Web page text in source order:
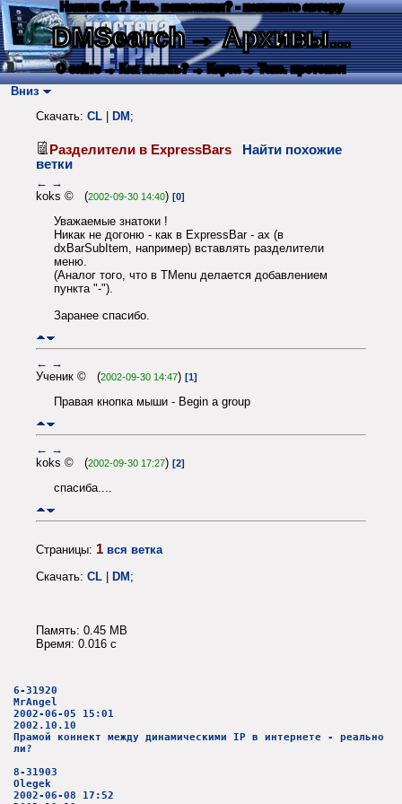
Нашли баг? Есть пожелания? - напишите автору
DMSearch→ Архивы...
О сайте → Как искать? → Карта → Текс. протокол
Вниз
Скачать: CL DM ;
Разделители в ExpressBars
Найти похожие
ветки
← →
koks © (2002-09-30 14:40) [0]
Уважаемые знатоки !
Никак не догоню - как в ExpressBar - ах (в
dxBarSubItem, например) вставлять разделители
меню.
(Аналог того, что в TMenu делается добавлением
пункта "-").
Заранее спасибо.
← →
Ученик © (2002-09-30 14:47) [1]
Правая кнопка мыши - Begin a group
← →
koks © (2002-09-30 17:27) [2]
спасиба....
Страницы: 1 вся ветка
Скачать: CL | DM;
Память: 0.45 MB
Время: 0.016 c
6-31920
MrAngel
2002-06-05 15:01
2002.10.10
Прамой коннект между динамическими IP в интернете - реально
ли?
8-31903
Olegek
2002-06-08 17:52